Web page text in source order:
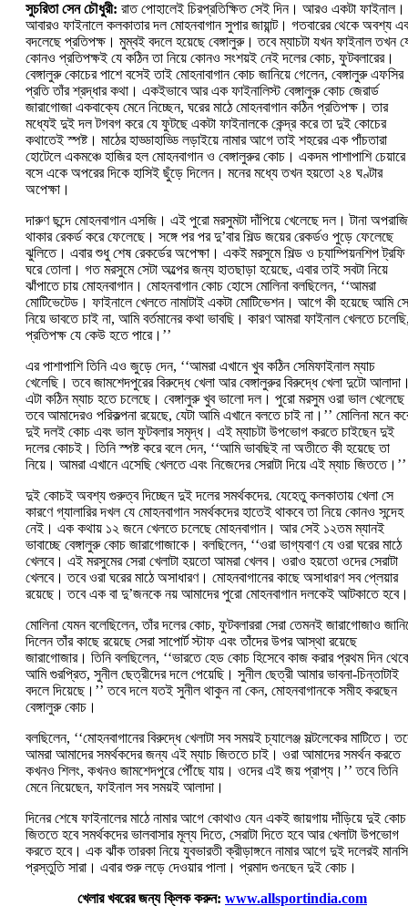
সুচরিতা সেন চৌধুরী: রাত পোহালেই চিরপ্রতিক্ষিত সেই দিন। আরও একটা ফাইনাল।
আবারও ফাইনালে কলকাতার দল মোহনবাগান সুপার জায়ান্ট। গতবারের থেকে অবশ্য
বদলেছে প্রতিপক্ষ। মুম্বই বদলে হয়েছে বেঙ্গালুরু। তবে ম্যাচটা যখন ফাইনাল তখন
কোনও প্রতিপক্ষই যে কঠিন তা নিয়ে কোনও সংশয়ই নেই দলের কোচ, ফুটবলারের।
বেঙ্গালুরু কোচের পাশে বসেই তাই মোহনাবাগান কোচ জানিয়ে গেলেন, বেঙ্গালুরু এফসির
প্রতি তাঁর শ্রদ্ধার কথা। একইভাবে আর এক ফাইনালিস্ট বেঙ্গালুরু কোচ জেরার্ড
জারাগোজা একবাক্যে মেনে নিচ্ছেন, ঘরের মাঠে মোহনবাগান কঠিন প্রতিপক্ষ। তার
মধ্যেই দুই দল টগবগ করে যে ফুটছে একটা ফাইনালকে কেন্দ্র করে তা দুই কোচের
কথাতেই স্পষ্ট। মাঠের হাড্ডাহাড্ডি লড়াইয়ে নামার আগে তাই শহরের এক পাঁচতারা
হোটেলে একমঞ্চে হাজির হল মোহনবাগান ও বেঙ্গালুরুর কোচ। একদম পাশাপাশি চেয়ারে
বসে একে অপরের দিকে হাসিই ছুঁড়ে দিলেন। মনের মধ্যে তখন হয়তো ২৪ ঘণ্টার
অপেক্ষা।
দারুণ ছন্দে মোহনবাগান এসজি। এই পুরো মরসুমটা দাঁপিয়ে খেলেছে দল। টানা
থাকার রেকর্ড করে ফেলেছে। সঙ্গে পর পর দু’বার শিল্ড জয়ের রেকর্ডও পুড়ে ফেলেছে
ঝুলিতে। এবার শুধু শেষ রেকর্ডের অপেক্ষা। একই মরসুমে শিল্ড ও চ্যাম্পিয়নশিপ ট্রফি
ঘরে তোলা। গত মরসুমে সেটা অল্পের জন্য হাতছাড়া হয়েছে, এবার তাই সবটা নিয়ে
ঝাঁপাতে চায় মোহনবাগান। মোহনবাগান কোচ হোসে মোলিনা বলছিলেন, ‘‘আমরা
মোটিভেটেড। ফাইনালে খেলতে নামাটাই একটা মোটিভেশ‌ন। আগে কী হয়েছে আমি
নিয়ে ভাবতে চাই না, আমি বর্তমানের কথা ভাবছি। কারণ আমরা ফাইনাল খেলতে
প্রতিপক্ষ যে কেউ হতে পারে।’’
এর পাশাপাশি তিনি এও জুড়ে দেন, ‘‘আমরা এখানে খুব কঠিন সেমিফাইনাল ম্যাচ
খেলেছি। তবে জামশেদপুরের বিরুদ্ধে খেলা আর বেঙ্গালুরুর বিরুদ্ধে খেলা দুটো
এটা কঠিন ম্যাচ হতে চলেছে। বেঙ্গালুরু খুব ভালো দল। পুরো মরসুম ওরা ভাল
তবে আমাদেরও পরিকল্পনা রয়েছে, যেটা আমি এখানে বলতে চাই না।’’ মোলিনা মনে
দুই দলই কোচ এবং ভাল ফুটবলার সমৃদ্ধ। এই ম্যাচটা উপভোগ করতে চাইছেন দুই
দলের কোচই। তিনি স্পষ্ট করে বলে দেন, ‘‘আমি ভাবছিই না অতীতে কী হয়েছে তা
নিয়ে। আমরা এখানে এসেছি খেলতে এবং নিজেদের সেরাটা দিয়ে এই ম্যাচ জিততে।’’
দুই কোচই অবশ্য গুরুত্ব দিচ্ছেন দুই দলের সমর্থকদের. যেহেতু কলকাতায় খেলা সে
কারণে গ্যালারির দখল যে মোহনবাগান সমর্থকদের হাতেই থাকবে তা নিয়ে কোনও সন্দেহ
নেই। এক কথায় ১২ জনে খেলতে চলেছে মোহনবাগান। আর সেই ১২তম ম্যানই
ভাবাচ্ছে বেঙ্গালুরু কোচ জারাগোজাকে। বলছিলেন, ‘‘ওরা ভাগ্যবাণ যে ওরা ঘরের মাঠে
খেলবে। এই মরসুমের সেরা খেলাটা হয়তো আমরা খেলব। ওরাও হয়তো ওদের সেরাটা
খেলবে। তবে ওরা ঘরের মাঠে অসাধারণ। মোহনবাগানের কাছে অসাধারণ সব প্লেয়ার
রয়েছে। তবে এক বা দু’জনকে নয় আমাদের পুরো মোহনবাগান দলকেই আটকাতে
মোলিনা যেমন‌ বলেছিলেন, তাঁর দলের কোচ, ফুটবলাররা সেরা তেমনই জারাগোজাও
দিলেন তাঁর কাছে রয়েছে সেরা সাপোর্ট স্টাফ এবং তাঁদের উপর আস্থা রয়েছে
জারাগোজার। তিনি বলছিলেন, ‘‘ভারতে হেড কোচ হিসেবে কাজ করার প্রথম দিন
আমি গুরপ্রিত, সুনীল ছেত্রীদের দলে পেয়েছি। সুনীল ছেত্রী আমার ভাবনা-চিন্তাটাই
বদলে দিয়েছে।’’ তবে দলে যতই সুনীল থাকুন না কেন, মোহনবাগানকে সমীহ করছেন
বেঙ্গালুরু কোচ।
বলছিলেন, ‘‘মোহনবাগানের বিরুদ্ধে খেলাটা সব সময়ই চ্যালেঞ্জ সল্টলেকের মাটিতে।
আমরা আমাদের সমর্থকদের জন্য এই ম্যাচ জিততে চাই। ওরা আমাদের সমর্থন করতে
কখনও শিলং, কখনও জামশেদপুরে পৌঁছে যায়। ওদের এই জয় প্রাপ্য।’’ তবে তিনি
মেনে নিয়েছেন, ফাইনাল সব সময়ই আলাদা।
দিনের শেষে ফাইনালের মাঠে নামার আগে কোথাও যেন একই জায়গায় দাঁড়িয়ে দুই
জিততে হবে সমর্থকদের ভালবাসার মূল্য দিতে, সেরাটা দিতে হবে আর খেলাটা উপভোগ
করতে হবে। এক ঝাঁক তারকা নিয়ে যুবভারতী ক্রীড়াঙ্গনে নামার আগে দুই দলেরই
প্রস্তুতি সারা। এবার শুরু লড়ে দেওয়ার পালা। প্রমাদ গুনছেন দুই কোচ।
খেলার খবরের জন্য ক্লিক করুন: www.allsportindia.com